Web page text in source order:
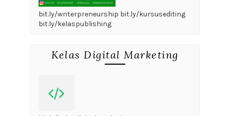
bit.ly/writerpreneurship bit.ly/kursusediting
bit.ly/kelaspublishing
Kelas Digital Marketing